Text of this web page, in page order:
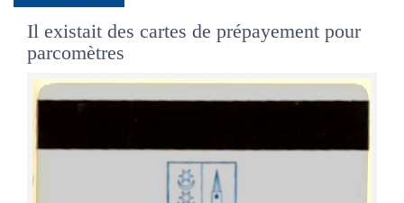
Il existait des cartes de prépayement pour
parcomètres